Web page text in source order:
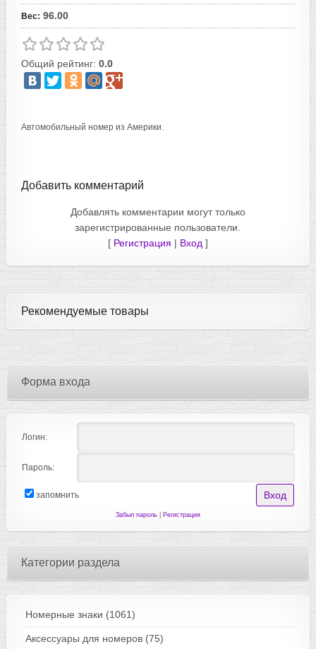
Вес: 96.00
Общий рейтинг: 0.0
Автомобильный номер из Америки.
Добавить комментарий
Добавлять комментарии могут только
зарегистрированные пользователи.
[ Регистрация | Вход ]
Рекомендуемые товары
Форма входа
Логин:
Пароль:
запомнить
Забыл пароль| Регистрация
Категории раздела
Номерные знаки (1061)
Аксессуары для номеров (75)